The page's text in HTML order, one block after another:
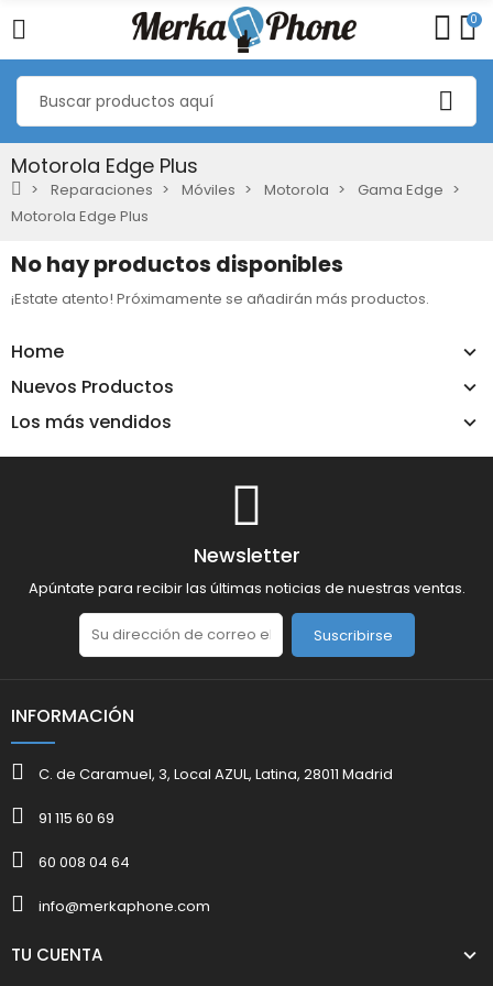
0
Motorola Edge Plus
Reparaciones Móviles Motorola
Gama Edge
Motorola Edge Plus
Home
Nuevos Productos
Los más vendidos
No hay productos disponibles
¡Estate atento! Próximamente se añadirán más productos.
Newsletter
Apúntate para recibir las últimas noticias de nuestras ventas.
Suscribirse
INFORMACIÓN
C. de Caramuel, 3, Local AZUL, Latina, 28011 Madrid
91 115 60 69
60 008 04 64
info@merkaphone.com
TU CUENTA